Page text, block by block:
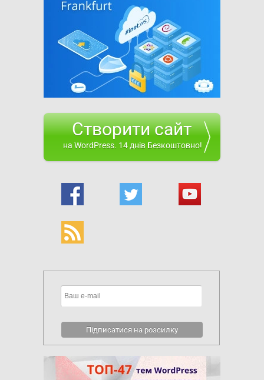
Створити сайт
на WordPress. 14 днів Безкоштовно!